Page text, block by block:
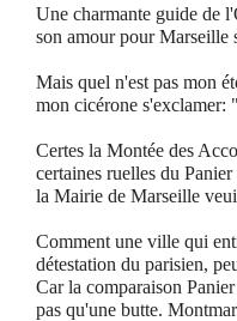
Une charmante guide de
son amour pour Marseille
Mais quel n'est pas mon
mon cicérone
Certes la Montée des
certaines ruelles du
la Mairie de Marseille
Comment une ville qui
détestation du parisien,
Car la comparaison
pas qu'une butte.